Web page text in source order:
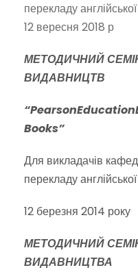
перекладу
12 вересня 2018 р
МЕТОДИЧНИЙ
ВИДАВНИЦТВ
“PearsonEducation
Books”
Для викладачів
перекладу
12 березня 2014 року
МЕТОДИЧНИЙ
ВИДАВНИЦТВА